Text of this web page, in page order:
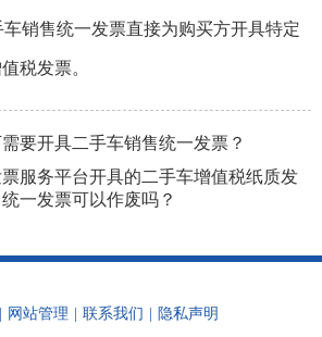
销售统一发票直接为购买方开具特定
税发票。
要开具二手车销售统一发票？
服务平台开具的二手车增值税纸质发
一发票可以作废吗？
网站管理 联系我们 隐私声明